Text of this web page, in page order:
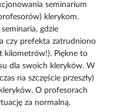
seminarium
klerykom.
gdzie
czy prefekta zatrudniono
kilometrów!). Piękne to
dla swoich kleryków. W
na szczęście przeszły)
O profesorach
za normalną.